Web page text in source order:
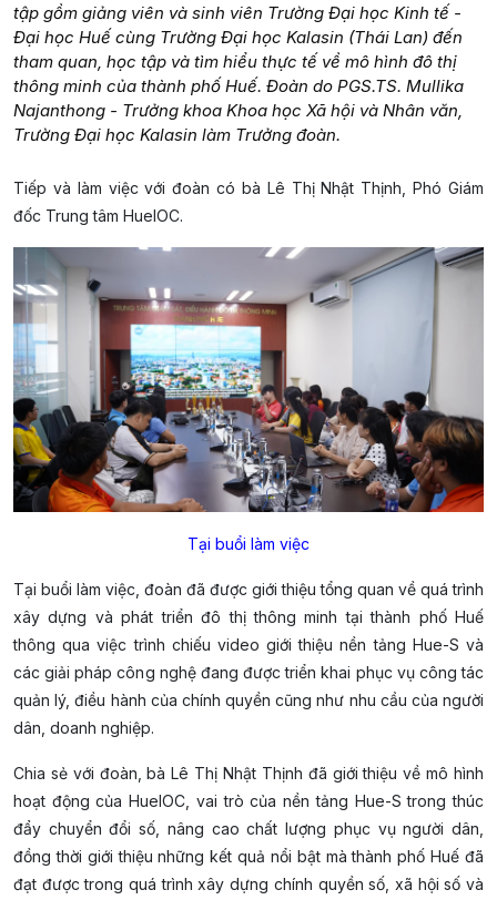
tập gồm giảng viên và sinh viên Trường Đại học Kinh tế -
Đại học Huế cùng Trường Đại học Kalasin (Thái Lan) đến
tham quan, học tập và tìm hiểu thực tế về mô hình đô thị
thông minh của thành phố Huế. Đoàn do PGS.TS. Mullika
Najanthong - Trưởng khoa Khoa học Xã hội và Nhân văn,
Trường Đại học Kalasin làm Trưởng đoàn.
Tiếp và làm việc với đoàn có bà Lê Thị Nhật Thịnh, Phó Giám
đốc Trung tâm HueIOC.
Tại buổi làm việc
Tại buổi làm việc, đoàn đã được giới thiệu tổng quan về quá trình
xây dựng và phát triển đô thị thông minh tại thành phố Huế
thông qua việc trình chiếu video giới thiệu nền tảng Hue-S và
các giải pháp công nghệ đang được triển khai phục vụ công tác
quản lý, điều hành của chính quyền cũng như nhu cầu của người
dân, doanh nghiệp.
Chia sẻ với đoàn, bà Lê Thị Nhật Thịnh đã giới thiệu về mô hình
hoạt động của HueIOC, vai trò của nền tảng Hue-S trong thúc
đẩy chuyển đổi số, nâng cao chất lượng phục vụ người dân,
đồng thời giới thiệu những kết quả nổi bật mà thành phố Huế đã
đạt được trong quá trình xây dựng chính quyền số, xã hội số và